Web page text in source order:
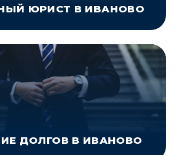
ЮРИСТ В ИВАНОВО
ДОЛГОВ В ИВАНОВО